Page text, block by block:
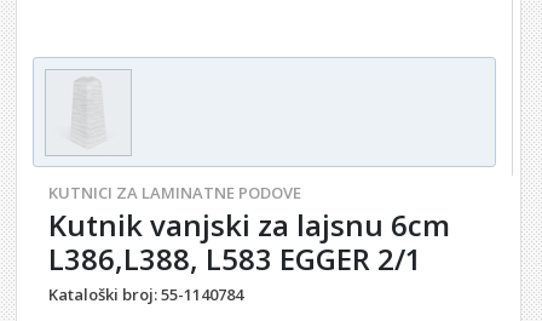
KUTNICI ZA LAMINATNE PODOVE
Kutnik vanjski za lajsnu 6cm
L386,L388, L583 EGGER 2/1
Kataloški broj:55-1140784